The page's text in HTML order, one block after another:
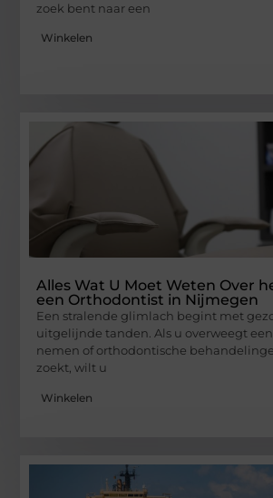
zoek bent naar een
Winkelen
Alles Wat U Moet Weten Over
een Orthodontist in Nijmegen
Een stralende glimlach begint met
uitgelijnde tanden. Als u overweegt
nemen of orthodontische
zoekt, wilt u
Winkelen